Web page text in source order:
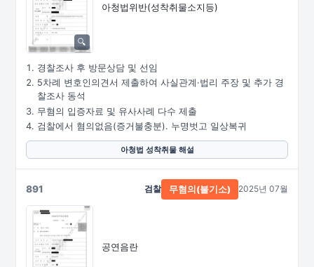
아청법위반(성착취물소지등)
경찰조사 후 방문상담 및 선임
5차례 변호인의견서 제출하여 사실관계·법리 주장 및 추가 경
찰조사 동석
무혐의 입증자료 및 유사사례 다수 제출
검찰에서 혐의없음(증거불충분). 누명벗고 일상복귀
아청법 성착취물 해설
891
공연음란
검찰 무혐의(불기소) 2025년 07월